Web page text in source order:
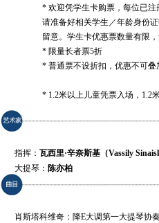
* 欢迎凭学生卡购票，每位已
请准备好相关学生／年龄身份
留意。学生卡优惠票数量有限，
* 限量长者票5折
* 普通票不设折扣，优惠不可叠
* 1.2米以上儿童凭票入场，1.2
指挥： 瓦西里·辛奈斯基（Vassily
大提琴： 陈亦柏
演奏：广州交响乐团
肖斯塔科维奇：降E大调第一大提琴协